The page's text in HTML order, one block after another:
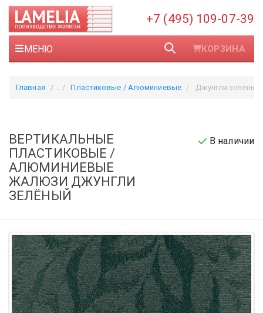
+7 (495) 109-07-39
МЕНЮ КОРЗИНА
Главная Пластиковые / Алюминиевые Джунгли зелёный
ВЕРТИКАЛЬНЫЕ
ПЛАСТИКОВЫЕ /
АЛЮМИНИЕВЫЕ
ЖАЛЮЗИ ДЖУНГЛИ
ЗЕЛЁНЫЙ
В наличии